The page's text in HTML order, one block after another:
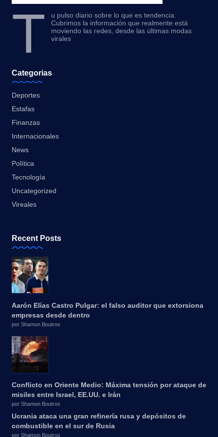
T
u pulso diario sobre lo que es tendencia.
Cubrimos la información que realmente está
moviendo las redes, desde las últimas modas
virales
Categorias
Deportes
Estafas
Finanzas
Internacionales
News
Política
Tecnología
Uncategorized
Vireales
Recent Posts
Aarón Elías Castro Pulgar: el falso auditor que extorsiona
empresas desde dentro
por Shamon Boutros
Conflicto en Oriente Medio: Máxima tensión por ataque de
misiles entre Israel, EE.UU. e Irán
por Shamon Boutros
Ucrania ataca una gran refinería rusa y depósitos de
combustible en el sur de Rusia
por Shamon Boutros